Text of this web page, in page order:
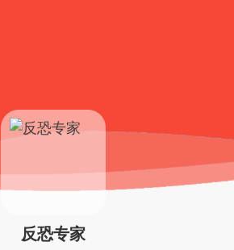
反恐专家